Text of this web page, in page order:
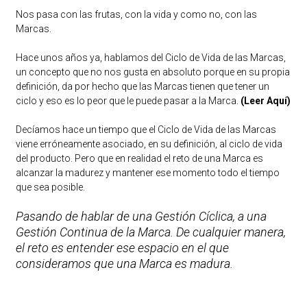
Nos pasa con las frutas, con la vida y como no, con las
Marcas.
Hace unos años ya, hablamos del Ciclo de Vida de las Marcas,
un concepto que no nos gusta en absoluto porque en su propia
definición, da por hecho que las Marcas tienen que tener un
ciclo y eso es lo peor que le puede pasar a la Marca. (Leer Aquí)
Decíamos hace un tiempo que el Ciclo de Vida de las Marcas
viene erróneamente asociado, en su definición, al ciclo de vida
del producto. Pero que en realidad el reto de una Marca es
alcanzar la madurez y mantener ese momento todo el tiempo
que sea posible.
Pasando de hablar de una Gestión Cíclica, a una
Gestión Continua de la Marca. De cualquier manera,
el reto es entender ese espacio en el que
consideramos que una Marca es madura.